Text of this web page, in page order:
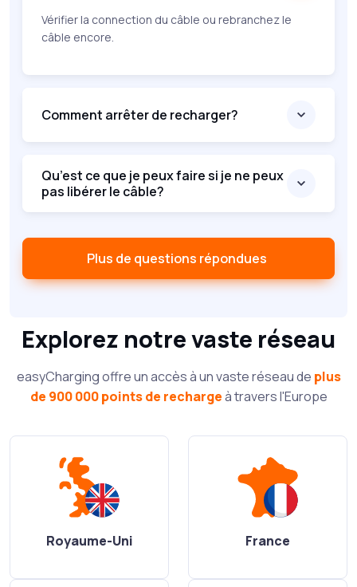
Vérifier la connection du câble ou rebranchez le
câble encore.
Comment arrêter de recharger?
Qu’est ce que je peux faire si je ne peux
pas libérer le câble?
Plus de questions répondues
Explorez notre vaste réseau
easyCharging offre un accès à un vaste réseau de plus
de 900 000 points de rechargeà travers l'Europe
Royaume-Uni France